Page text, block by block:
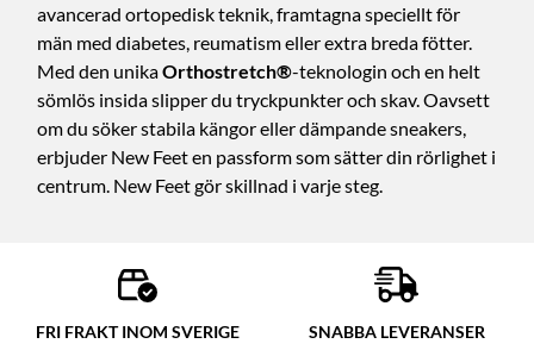
avancerad ortopedisk teknik, framtagna speciellt för
män med diabetes, reumatism eller extra breda fötter.
Med den unikaOrthostretch®-teknologin och en helt
sömlös insida slipper du tryckpunkter och skav. Oavsett
om du söker stabila kängor eller dämpande sneakers,
erbjuder New Feet en passform som sätter din rörlighet i
centrum. New Feet gör skillnad i varje steg.
FRI FRAKT INOM SVERIGE SNABBA LEVERANSER